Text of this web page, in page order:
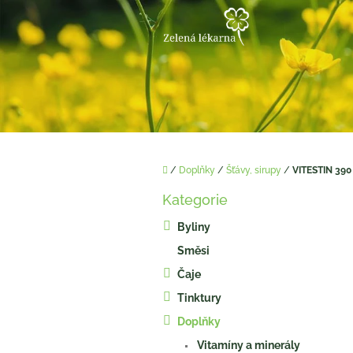
obsah
Domů
/ Doplňky / Šťávy, sirupy / VITESTIN
Přeskočit
Kategorie
Byliny
Směsi
Čaje
Tinktury
Doplňky
Vitamíny a minerály